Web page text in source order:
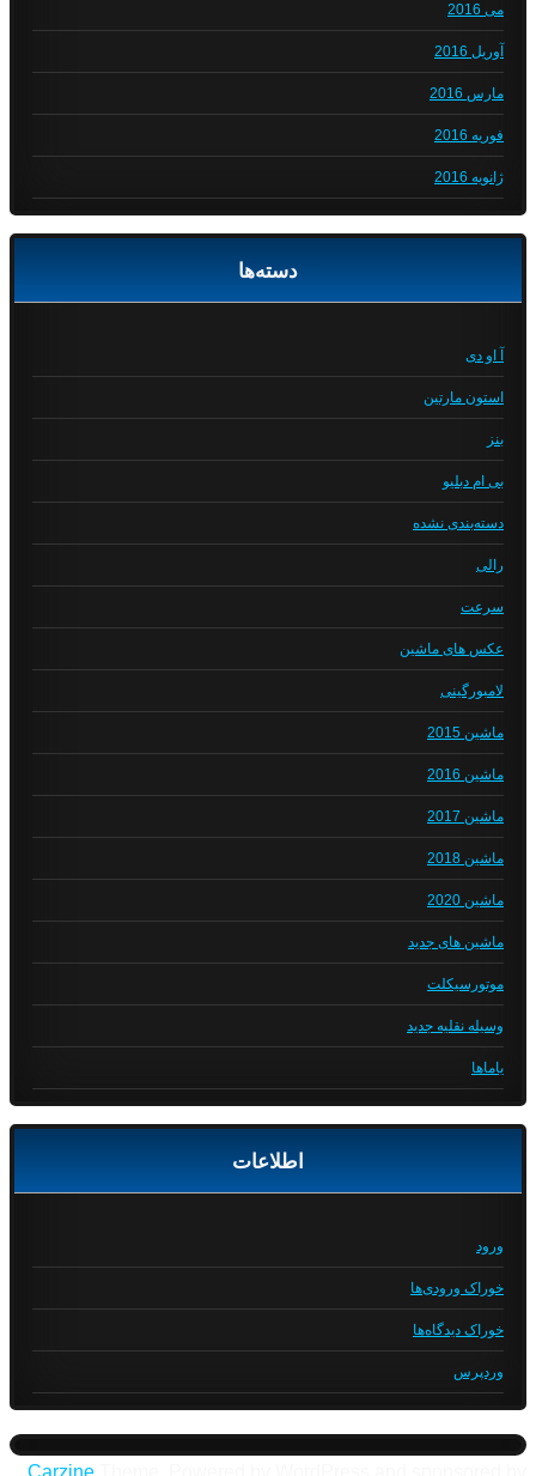
می 2016
آوریل 2016
مارس 2016
فوریه 2016
ژانویه 2016
دسته‌ها
آ او دی
استون مارتین
بنز
بی ام دبلیو
دسته‌بندی نشده
رالی
سرعت
عکس های ماشین
لامبورگینی
ماشین 2015
ماشین 2016
ماشین 2017
ماشین 2018
ماشین 2020
ماشین های جدید
موتورسیکلت
وسیله نقلیه جدید
یاماها
اطلاعات
ورود
خوراک ورودی‌ها
خوراک دیدگاه‌ها
وردپرس